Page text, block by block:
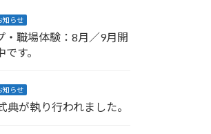
知らせ
・職場体験：8月／9月開
す。
知らせ
典が執り行われました。